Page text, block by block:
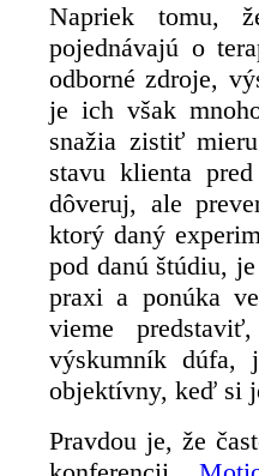
Napriek tomu,
pojednávajú o
odborné zdroje,
je ich však
snažia zistiť
stavu klienta
dôveruj, ale
ktorý daný
pod danú štúdiu,
praxi a ponúka
vieme
výskumník dúfa,
objektívny, keď si
Pravdou je, že